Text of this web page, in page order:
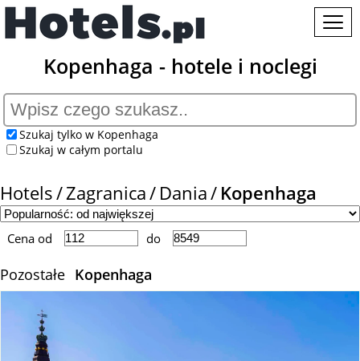
Kopenhaga - hotele i noclegi
Szukaj tylko w Kopenhaga
Szukaj w całym portalu
Hotels Zagranica Dania Kopenhaga
Cena od do
Pozostałe Kopenhaga